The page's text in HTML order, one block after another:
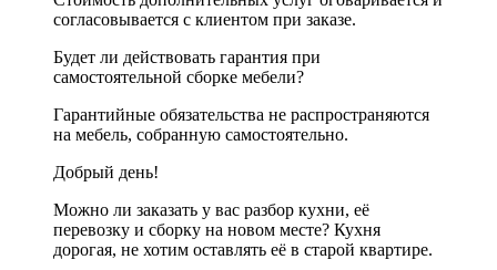
согласовывается с клиентом при заказе.
Будет ли действовать гарантия при
самостоятельной сборке мебели?
Гарантийные обязательства не распространяются
на мебель, собранную самостоятельно.
Добрый день!
Можно ли заказать у вас разбор кухни, её
перевозку и сборку на новом месте? Кухня
дорогая, не хотим оставлять её в старой квартире.